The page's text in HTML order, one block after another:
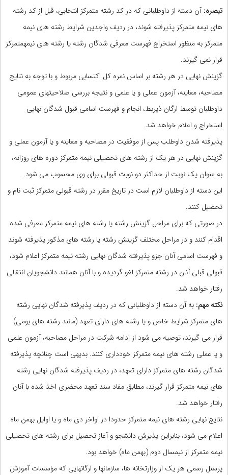
تبصره:آن دسته از داوطلبانی که در کد رشته متمرکز انتخابی، قبل از کد رشته
های نیمه متمرکز پذیرفته شوند، در ردیف واجدین شرایط رشته های نیمه
متمرکز به منظور استخراج فهرست معرفی شدگان رشته یا رشته های نیمه‎متمرکز
قرار نمی گیرند.
گزینش نهایی در هر رشته بر اساس نمره کل اکتسابی مربوط و با توجه به نتایج
مصاحبه، معاینه، آزمون عملی و یا علمی و نتیجه بررسی صلاحیت‎های عمومی
داوطلبان توسط ارگان ذیربط، انجام و فهرست اسامی قبول شدگان نهایی
استخراج و اعلام خواهد شد.
پذیرفته شدن داوطلب پس از موفقیت در مصاحبه و معاینه و یا آزمون عملی و
گزینش نهایی در هر یک از رشته های تحصیلی نیمه متمرکز دوره های روزانه،
به عنوان یک نوبت از حداکثر دو نوبت قبولی برای وی محسوب می شود.
این دسته از داوطلبان لازم است در تاریخ مقرر در رشته قبولی متمرکز ثبت نام و
تحصیل کنند.
در صورتی که برای مراحل گزینش رشته یا رشته های نیمه متمرکز معرفی شده
اقدام کنند و در مراحل مختلف گزینش رشته یا رشته های مذکور پذیرفته شوند
و فهرست اسامی آنان جزو پذیرفته شدگان نهایی رشته نیمه متمرکز اعلام شود،
قبولی قبلی آنان در رشته متمرکز لغو گردیده و با آنان همانند دانشجویان انتقالی
رفتار خواهد شد.
نکته مهم: به آن دسته از داوطلبانی که در ردیف پذیرفته شدگان نهایی رشته
های متمرکز شرایط خاص و یا رشته های دارای تعهد (مانند رشته های بومی)
قرار می گیرند، توصیه می شود از ادامه شرکت در مراحل مصاحبه، آزمون علمی
و یا عملی رشته های نیمه متمرکز خودداری کنند. بدیهی است چنانچه پذیرفته
شدگان رشته های متمرکز دارای تعهد، در ردیف پذیرفته شدگان نهایی رشته
های نیمه متمرکز قرار گیرند، مطابق مفاد سند تعهد محضری اخذ شده با آنان
رفتار خواهد شد.
نتایج نهایی رشته های نیمه متمرکز حدودا در اواخر دی ماه و یا اوایل بهمن ماه
اعلام می شود، بنابراین پذیرش دانشجو و آغاز تحصیل برای رشته های تحصیلی
نیمه متمرکز از نیمسال دوم (بهمن ماه) خواهد بود.
پرسنل رسمی هر یک از وزارتخانه ها، سازمان‎ها و ارگان‎هایی که مؤسسات آموزش